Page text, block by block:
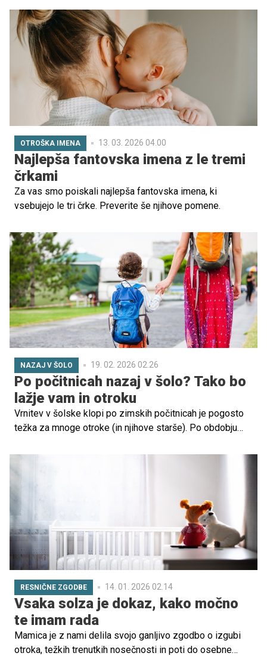
kateri ni sama, temveč obdana z eno najbolj slavnih
družin v Hollywoodu. In prav to ni ostalo neopaženo. Kdo
so njeni slavni starši in brat?
OTROŠKA IMENA 13. 03. 2026 04.00
Najlepša fantovska imena z le tremi
črkami
Za vas smo poiskali najlepša fantovska imena, ki
vsebujejo le tri črke. Preverite še njihove pomene.
NAZAJ V ŠOLO 19. 02. 2026 02.26
Po počitnicah nazaj v šolo? Tako bo
lažje vam in otroku
Vrnitev v šolske klopi po zimskih počitnicah je pogosto
težka za mnoge otroke (in njihove starše). Po obdobju
vstajanja se otroški urnik in šolska pričakovanja zdijo
nenadna sprememba.
RESNIČNE ZGODBE 14. 01. 2026 02.14
Vsaka solza je dokaz, kako močno
te imam rada
Mamica je z nami delila svojo ganljivo zgodbo o izgubi
otroka, težkih trenutkih nosečnosti in poti do osebne